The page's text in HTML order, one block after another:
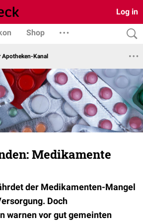
Log in
Shop
Apotheken-Kanal
Medikamente
der Medikamenten-Mangel
Doch
warnen vor gut gemeinten